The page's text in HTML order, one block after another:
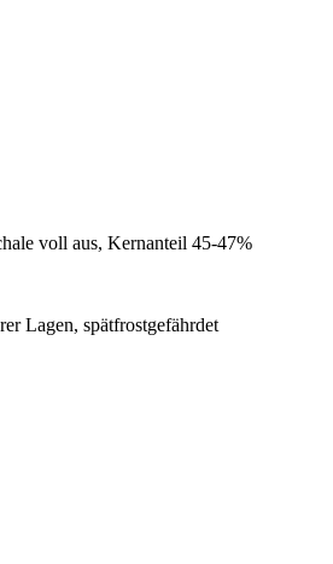
voll aus, Kernanteil 45-47%
Lagen, spätfrostgefährdet